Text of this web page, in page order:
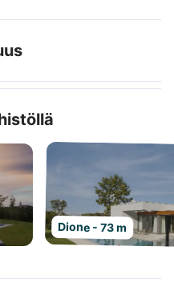
Dione - 73 m